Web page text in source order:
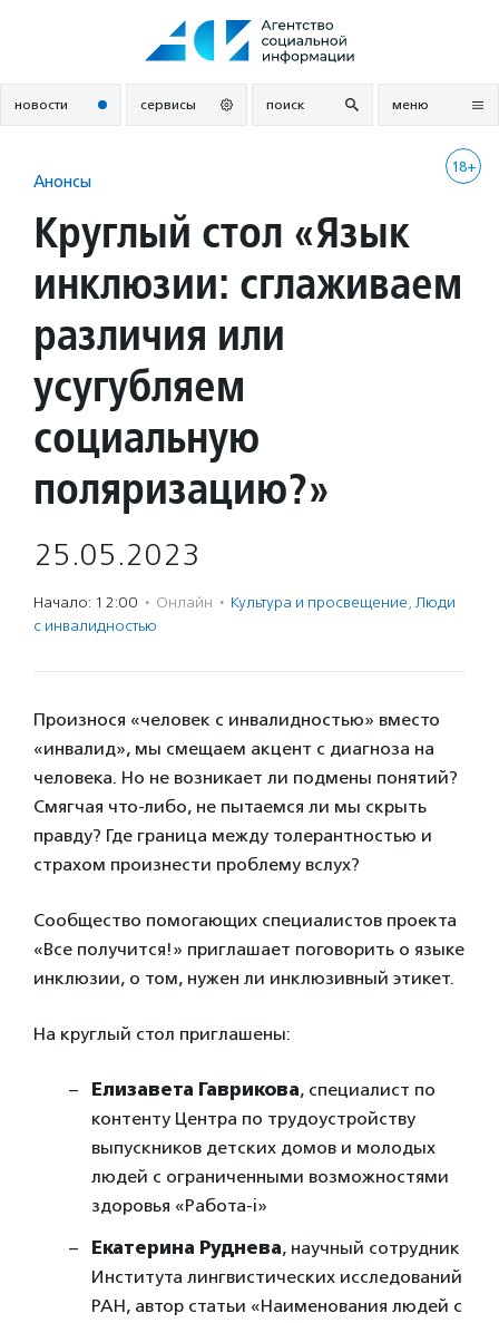
новости сервисы поиск меню
18+
Анонсы
Круглый стол «Язык
инклюзии: сглаживаем
различия или
усугубляем
социальную
поляризацию?»
25.05.2023
Начало: 12:00 · Онлайн · Культура и просвещение, Люди
с инвалидностью
Произнося «человек с инвалидностью» вместо
«инвалид», мы смещаем акцент с диагноза на
человека. Но не возникает ли подмены понятий?
Смягчая что-либо, не пытаемся ли мы скрыть
правду? Где граница между толерантностью и
страхом произнести проблему вслух?
Сообщество помогающих специалистов проекта
«Все получится!» приглашает поговорить о языке
инклюзии, о том, нужен ли инклюзивный этикет.
На круглый стол приглашены:
Елизавета Гаврикова, специалист по
контенту Центра по трудоустройству
выпускников детских домов и молодых
людей с ограниченными возможностями
здоровья «Работа-i»
Екатерина Руднева, научный сотрудник
Института лингвистических исследований
РАН, автор статьи «Наименования людей с